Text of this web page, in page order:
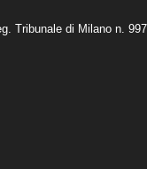
Tribunale di Milano n.